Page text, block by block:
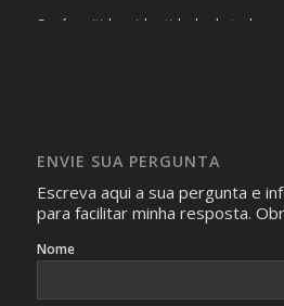
Será omitida a identidade de todas
identificação da pessoa fotografada.
ENVIE SUA PERGUNTA
Escreva aqui a sua pergunta e
para facilitar minha resposta.
Nome